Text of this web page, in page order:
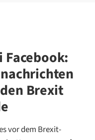
Facebook:
Brexit
vor dem Brexit-